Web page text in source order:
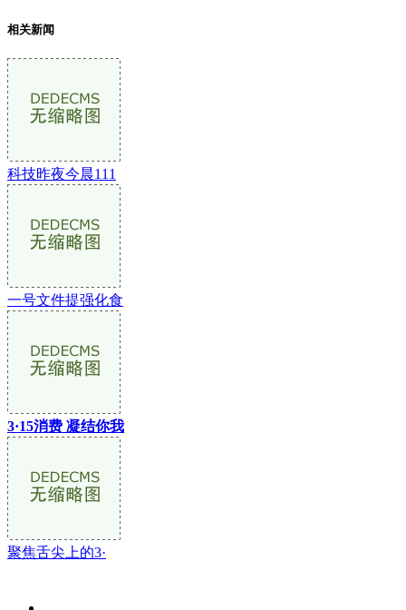
相关新闻
科技昨夜今晨111
一号文件提强化食
3·15消费 凝结你我
聚焦舌尖上的3·